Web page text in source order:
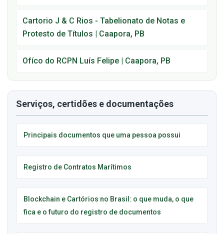
Cartorio J & C Rios - Tabelionato de Notas e
Protesto de Títulos | Caapora, PB
Ofíco do RCPN Luís Felipe | Caapora, PB
Serviços, certidões e documentações
Principais documentos que uma pessoa possui
Registro de Contratos Marítimos
Blockchain e Cartórios no Brasil: o que muda, o que
fica e o futuro do registro de documentos